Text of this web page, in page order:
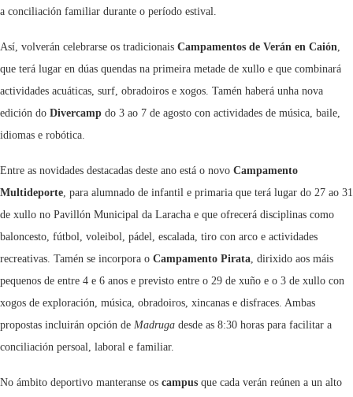
a conciliación familiar durante o período estival.
Así, volverán celebrarse os tradicionais Campamentos de Verán en Caión,
que terá lugar en dúas quendas na primeira metade de xullo e que combinará
actividades acuáticas, surf, obradoiros e xogos. Tamén haberá unha nova
edición do Divercamp do 3 ao 7 de agosto con actividades de música, baile,
idiomas e robótica.
Entre as novidades destacadas deste ano está o novo Campamento
Multideporte, para alumnado de infantil e primaria que terá lugar do 27 ao 31
de xullo no Pavillón Municipal da Laracha e que ofrecerá disciplinas como
baloncesto, fútbol, voleibol, pádel, escalada, tiro con arco e actividades
recreativas. Tamén se incorpora o Campamento Pirata, dirixido aos máis
pequenos de entre 4 e 6 anos e previsto entre o 29 de xuño e o 3 de xullo con
xogos de exploración, música, obradoiros, xincanas e disfraces. Ambas
propostas incluirán opción de Madruga desde as 8:30 horas para facilitar a
conciliación persoal, laboral e familiar.
No ámbito deportivo manteranse os campus que cada verán reúnen a un alto